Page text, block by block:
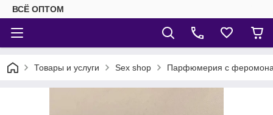
ВСЁ ОПТОМ
Товары и услуги Sex shop Парфюмерия с